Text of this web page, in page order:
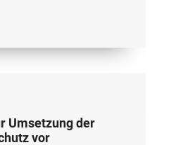
Umsetzung der
vor